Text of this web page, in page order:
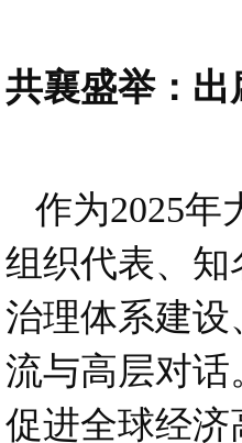
共襄盛举：
作为2025年
组织代表、
治理体系建
流与高层对
促进全球经